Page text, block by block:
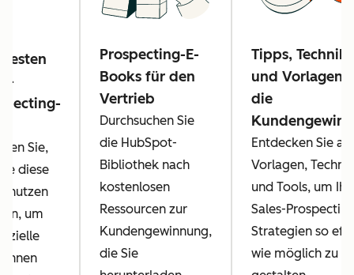
Sie,
diese
nutzen
um
Prospecting-E-
Books für den
Vertrieb
Durchsuchen Sie
die HubSpot-
Bibliothek nach
kostenlosen
Ressourcen zur
Kundengewinnung,
die Sie
Tipps,
und Vorlagen
die
Entdecken Sie
Vorlagen,
und Tools, um
Sales-
Strategien so
wie möglich zu